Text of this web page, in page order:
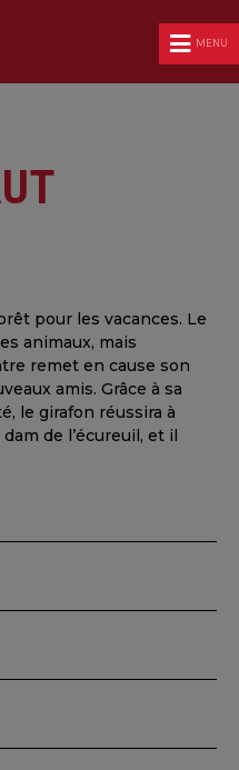
MENU
pour les vacances. Le
animaux, mais
remet en cause son
amis. Grâce à sa
le girafon réussira à
de l’écureuil, et il